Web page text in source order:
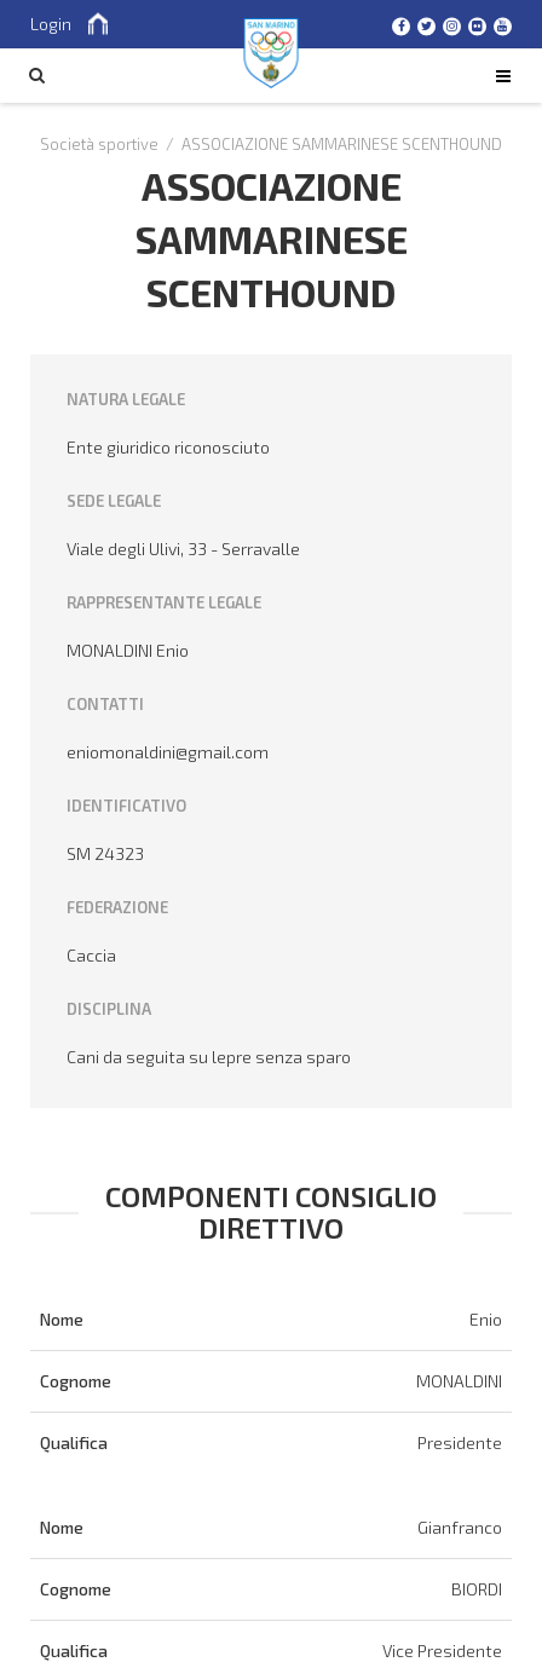
Login
Società sportive / ASSOCIAZIONE SAMMARINESE SCENTHOUND
ASSOCIAZIONE
SAMMARINESE
SCENTHOUND
NATURA LEGALE
Ente giuridico riconosciuto
SEDE LEGALE
Viale degli Ulivi, 33 - Serravalle
RAPPRESENTANTE LEGALE
MONALDINI Enio
CONTATTI
eniomonaldini@gmail.com
IDENTIFICATIVO
SM 24323
FEDERAZIONE
Caccia
DISCIPLINA
Cani da seguita su lepre senza sparo
COMPONENTI CONSIGLIO
DIRETTIVO
NOME Enio
MONALDINI
Presidente
Gianfranco
BIORDI
Vice Presidente